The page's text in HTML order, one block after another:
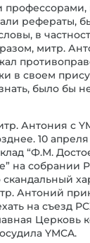
профессорами,
рефераты,
в
митр.
в своем
было бы
Антония с
10 апреля
“Ф.М.
на собрании
Антоний
на съезд
Церковь
YMCA.